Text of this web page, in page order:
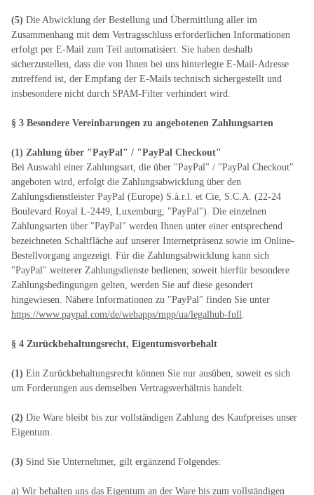
(5) Die Abwicklung der Bestellung und Übermittlung aller im
Zusammenhang mit dem Vertragsschluss erforderlichen Informationen
erfolgt per E-Mail zum Teil automatisiert. Sie haben deshalb
sicherzustellen, dass die von Ihnen bei uns hinterlegte E-Mail-Adresse
zutreffend ist, der Empfang der E-Mails technisch sichergestellt und
insbesondere nicht durch SPAM-Filter verhindert wird.
§ 3 Besondere Vereinbarungen zu angebotenen Zahlungsarten
(1) Zahlung über "PayPal" / "PayPal Checkout"
Bei Auswahl einer Zahlungsart, die über "PayPal" / "PayPal Checkout"
angeboten wird, erfolgt die Zahlungsabwicklung über den
Zahlungsdienstleister PayPal (Europe) S.à.r.l. et Cie, S.C.A. (22-24
Boulevard Royal L-2449, Luxemburg; "PayPal"). Die einzelnen
Zahlungsarten über "PayPal" werden Ihnen unter einer entsprechend
bezeichneten Schaltfläche auf unserer Internetpräsenz sowie im Online-
Bestellvorgang angezeigt. Für die Zahlungsabwicklung kann sich
"PayPal" weiterer Zahlungsdienste bedienen; soweit hierfür besondere
Zahlungsbedingungen gelten, werden Sie auf diese gesondert
hingewiesen. Nähere Informationen zu "PayPal" finden Sie unter
https://www.paypal.com/de/webapps/mpp/ua/legalhub-full
§ 4 Zurückbehaltungsrecht, Eigentumsvorbehalt
(1) Ein Zurückbehaltungsrecht können Sie nur ausüben, soweit es sich
um Forderungen aus demselben Vertragsverhältnis handelt.
(2) Die Ware bleibt bis zur vollständigen Zahlung des Kaufpreises unser
Eigentum.
(3) Sind Sie Unternehmer, gilt ergänzend Folgendes:
a) Wir behalten uns das Eigentum an der Ware bis zum vollständigen